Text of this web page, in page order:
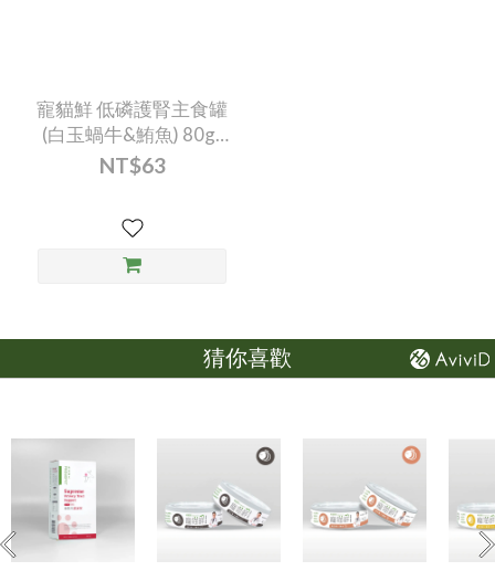
寵貓鮮 低磷護腎主食罐
(白玉蝸牛&鮪魚) 80g/
罐 - (1入)
NT$63
猜你喜歡